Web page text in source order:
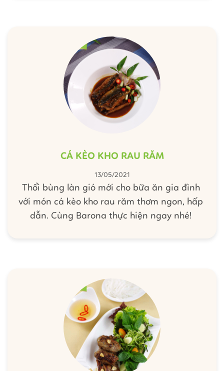
CÁ KÈO KHO RAU RĂM
13/05/2021
Thổi bùng làn gió mới cho bữa ăn gia đình
với món cá kèo kho rau răm thơm ngon, hấp
dẫn. Cùng Barona thực hiện ngay nhé!